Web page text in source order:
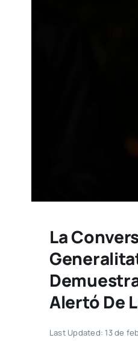
La
Generalitat
Alertó De
Last Updated: 13 de